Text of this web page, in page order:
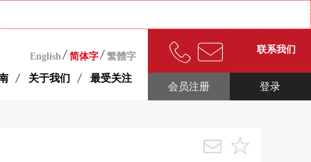
English 简体字 繁體字
关于我们 最受关注
联系我们
登录
会员注册